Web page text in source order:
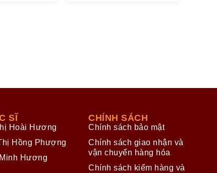
SĨ
Hoài Hương
Hồng Phượng
Hương
CHÍNH SÁCH
Chính sách bảo mật
Chính sách giao nhận và
vận chuyển hàng hóa
Chính sách kiểm hàng và